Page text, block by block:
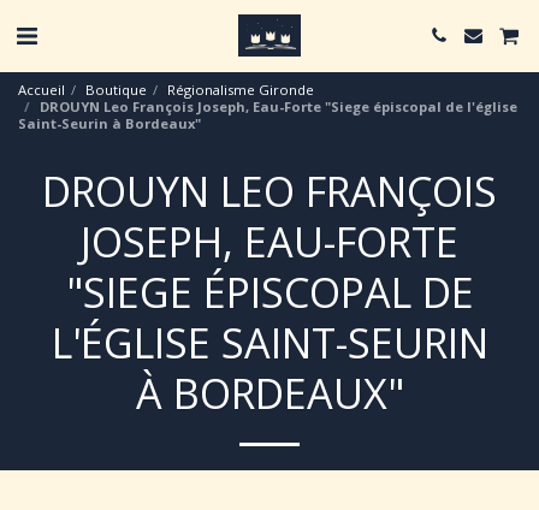
Accueil Boutique
Régionalisme Gironde
DROUYN Leo François Joseph, Eau-Forte "Siege épiscopal de l'église
Saint-Seurin à Bordeaux"
DROUYN LEO FRANÇOIS
JOSEPH, EAU-FORTE
"SIEGE ÉPISCOPAL DE
L'ÉGLISE SAINT-SEURIN
À BORDEAUX"